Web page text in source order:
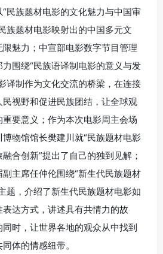
民族题材电影的文化魅力与中国审
族题材电影映射出的中国多元文
魅力；中宣部电影数字节目管理
围绕“民族语译制电影的意义与发
译制作为文化交流的桥梁，在连接
视野和促进民族团结，让全球观
要意义；作为本次电影周主会场
物馆馆长樊建川就“民族题材电影
合创新”提出了自己的独到见解；
主席任仲伦围绕“新生代民族题材
题，介绍了新生代民族题材电影如
达方式，讲述具有共情力的故
时，让世界各地的观众从中找到
体的情感纽带。